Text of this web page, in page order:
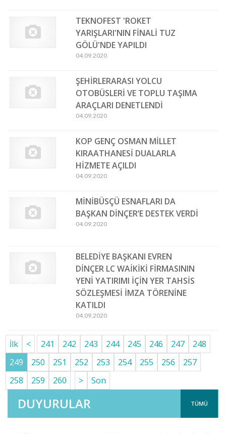
TÜMÜ
DUYURULAR
TEKNOFEST 'ROKET
YARIŞLARI'NIN FİNALİ TUZ
GÖLÜ'NDE YAPILDI
04.09.2020
ŞEHİRLERARASI YOLCU
OTOBÜSLERİ VE TOPLU TAŞIMA
ARAÇLARI DENETLENDİ
04.09.2020
KOP GENÇ OSMAN MİLLET
KIRAATHANESİ DUALARLA
HİZMETE AÇILDI
04.09.2020
MİNİBÜSÇÜ ESNAFLARI DA
BAŞKAN DİNÇER’E DESTEK VERDİ
04.09.2020
BELEDİYE BAŞKANI EVREN
DİNÇER LC WAİKİKİ FİRMASININ
YENİ YATIRIMI İÇİN YER TAHSİS
SÖZLEŞMESİ İMZA TÖRENİNE
KATILDI
04.09.2020
İlk < 241 242 243 244 245 246 247
248
249
250 251 252 253 254 255 256
257
258
259 260 > Son